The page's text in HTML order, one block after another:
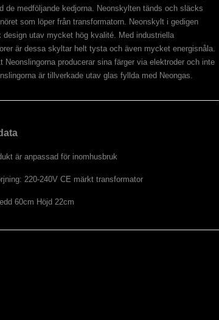
de medföljande kedjorna. Neonskylten tänds och släcks
som löper från transformatorn. Neonskylt i gedigen
design utav mycket hög kvalité. Med industriella
är dessa skyltar helt tysta och även mycket energisnåla.
Neonslingorna producerar sina färger via elektroder och inte
är tillverkade utav glas fyllda med Neongas.
är anpassad för inomhusbruk
220-240V CE märkt transformator
60cm Höjd 22cm